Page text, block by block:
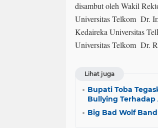
disambut oleh Wakil
Universitas Telkom Dr.
Kedaireka Universitas
Universitas Telkom Dr.
Lihat juga
Bupati Toba
Bullying Terhadap
Big Bad Wolf